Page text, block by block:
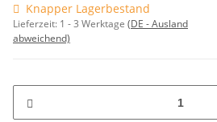
Knapper Lagerbestand
Lieferzeit: 1 - 3 Werktage (DE - Ausland
abweichend)